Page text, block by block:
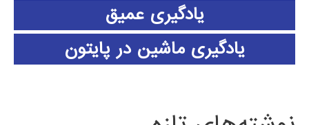
یادگیری عمیق
یادگیری ماشین در پایتون